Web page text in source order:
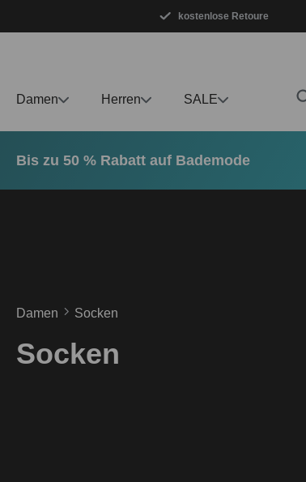
Zur Hauptnavigation springenkostenlose Retoure
Damen Herren SALE
Bis zu 50 % Rabatt auf Bademode
Damen Socken
Socken